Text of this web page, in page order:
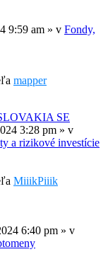
9:59 am » v Fondy,
mapper
SE
3:28 pm » v
a rizikové investície
MiiikPiiik
6:40 pm » v